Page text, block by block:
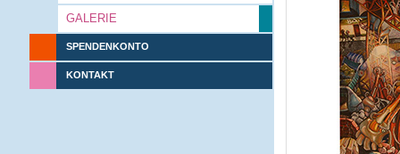
GALERIE
SPENDENKONTO
KONTAKT